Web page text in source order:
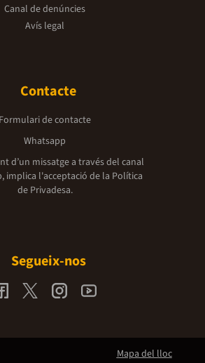
Canal de denúncies
Avís legal
Contacte
Formulari de contacte
Whatsapp
d’un missatge a través del canal
implica l'acceptació de la Política
de Privadesa.
Segueix-nos
Mapa del lloc